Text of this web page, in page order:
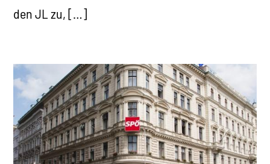
den JL zu, […]